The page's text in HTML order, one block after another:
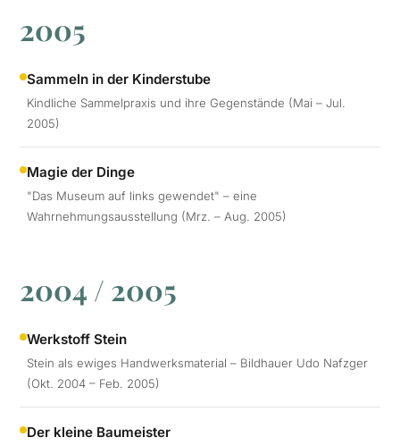
2005
Sammeln in der Kinderstube
Kindliche Sammelpraxis und ihre Gegenstände (Mai – Jul.
2005)
Magie der Dinge
"Das Museum auf links gewendet" – eine
Wahrnehmungsausstellung (Mrz. – Aug. 2005)
2004 / 2005
Werkstoff Stein
Stein als ewiges Handwerksmaterial – Bildhauer Udo Nafzger
(Okt. 2004 – Feb. 2005)
Der kleine Baumeister